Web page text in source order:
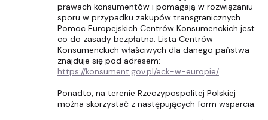
prawach konsumentów i pomagają w rozwiązaniu
sporu w przypadku zakupów transgranicznych.
Pomoc Europejskich Centrów Konsumenckich jest
co do zasady bezpłatna. Lista Centrów
Konsumenckich właściwych dla danego państwa
znajduje się pod adresem:
https://konsument.gov.pl/eck-w-europie/
Ponadto, na terenie Rzeczypospolitej Polskiej
można skorzystać z następujących form wsparcia: